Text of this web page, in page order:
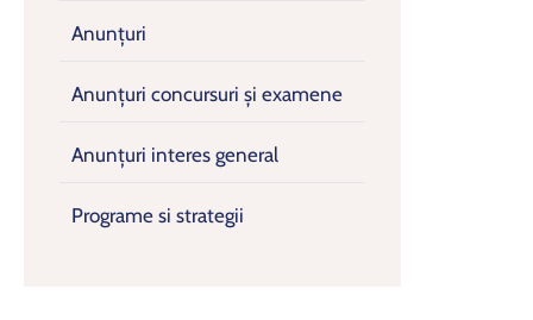
Anunțuri
Anunțuri concursuri și examene
Anunțuri interes general
Programe si strategii